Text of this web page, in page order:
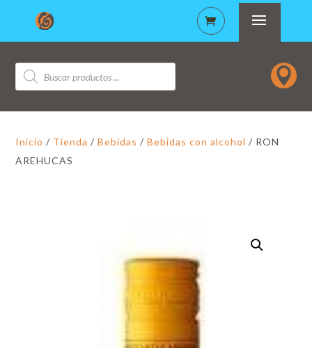
Búsqueda
de
productos

Inicio / Tienda /Bebidas /Bebidas con alcohol / RON
AREHUCAS